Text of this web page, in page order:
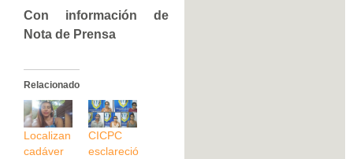
Con información de
Nota de Prensa
Relacionado
Localizan
cadáver
CICPC
esclareció